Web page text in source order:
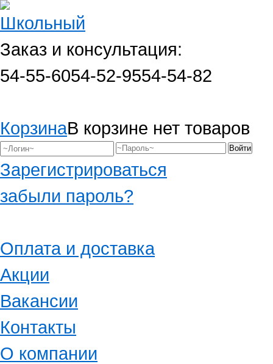
Заказ и консультация:
54-55-6054-52-9554-54-82
КорзинаВ корзине нет товаров
Зарегистрироваться
забыли пароль?
Оплата и доставка
Акции
Вакансии
Контакты
О компании